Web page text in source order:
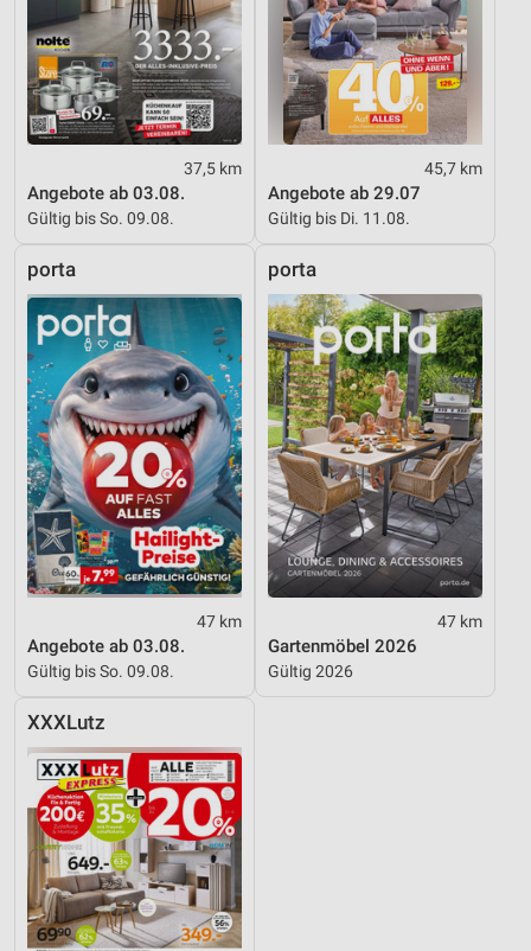
37,5 km
Angebote ab 03.08.
Gültig bis So. 09.08.
45,7 km
Angebote ab 29.07
Gültig bis Di. 11.08.
porta
47 km
Angebote ab 03.08.
Gültig bis So. 09.08.
porta
47 km
Gartenmöbel 2026
Gültig 2026
XXXLutz